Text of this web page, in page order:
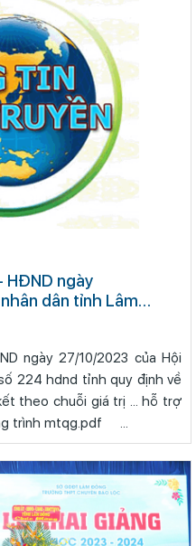
HĐND ngày
dân tỉnh Lâm
ngày 27/10/2023 của Hội
theo chuỗi giá trị ... hỗ trợ
phát t riển sx cộng đồng chương trình mtqg.pdf ...